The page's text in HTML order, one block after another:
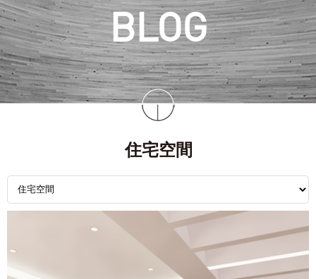
BLOG
住宅空間